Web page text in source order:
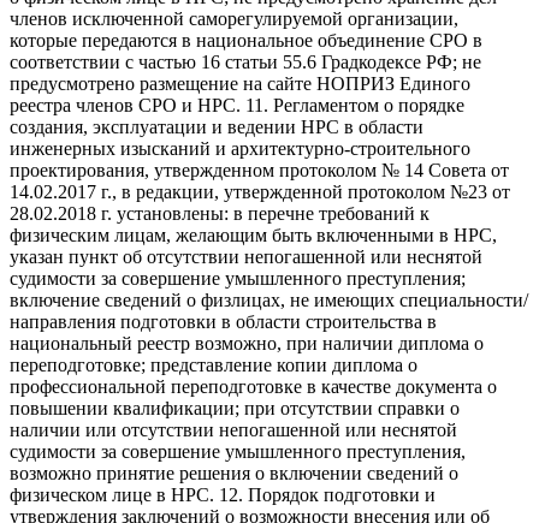
членов исключенной саморегулируемой организации,
которые передаются в национальное объединение СРО в
соответствии с частью 16 статьи 55.6 Градкодексе РФ; не
предусмотрено размещение на сайте НОПРИЗ Единого
реестра членов СРО и НРС. 11. Регламентом о порядке
создания, эксплуатации и ведении НРС в области
инженерных изысканий и архитектурно-строительного
проектирования, утвержденном протоколом № 14 Совета от
14.02.2017 г., в редакции, утвержденной протоколом №23 от
28.02.2018 г. установлены: в перечне требований к
физическим лицам, желающим быть включенными в НРС,
указан пункт об отсутствии непогашенной или неснятой
судимости за совершение умышленного преступления;
включение сведений о физлицах, не имеющих специальности/
направления подготовки в области строительства в
национальный реестр возможно, при наличии диплома о
переподготовке; представление копии диплома о
профессиональной переподготовке в качестве документа о
повышении квалификации; при отсутствии справки о
наличии или отсутствии непогашенной или неснятой
судимости за совершение умышленного преступления,
возможно принятие решения о включении сведений о
физическом лице в НРС. 12. Порядок подготовки и
утверждения заключений о возможности внесения или об